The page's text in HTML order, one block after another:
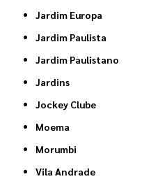
Jardim Europa
Jardim Paulista
Jardim Paulistano
Jardins
Jockey Clube
Moema
Morumbi
Vila Andrade